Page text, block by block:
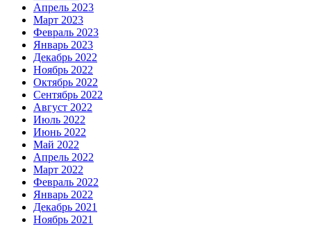
Апрель 2023
Март 2023
Февраль 2023
Январь 2023
Декабрь 2022
Ноябрь 2022
Октябрь 2022
Сентябрь 2022
Август 2022
Июль 2022
Июнь 2022
Май 2022
Апрель 2022
Март 2022
Февраль 2022
Январь 2022
Декабрь 2021
Ноябрь 2021